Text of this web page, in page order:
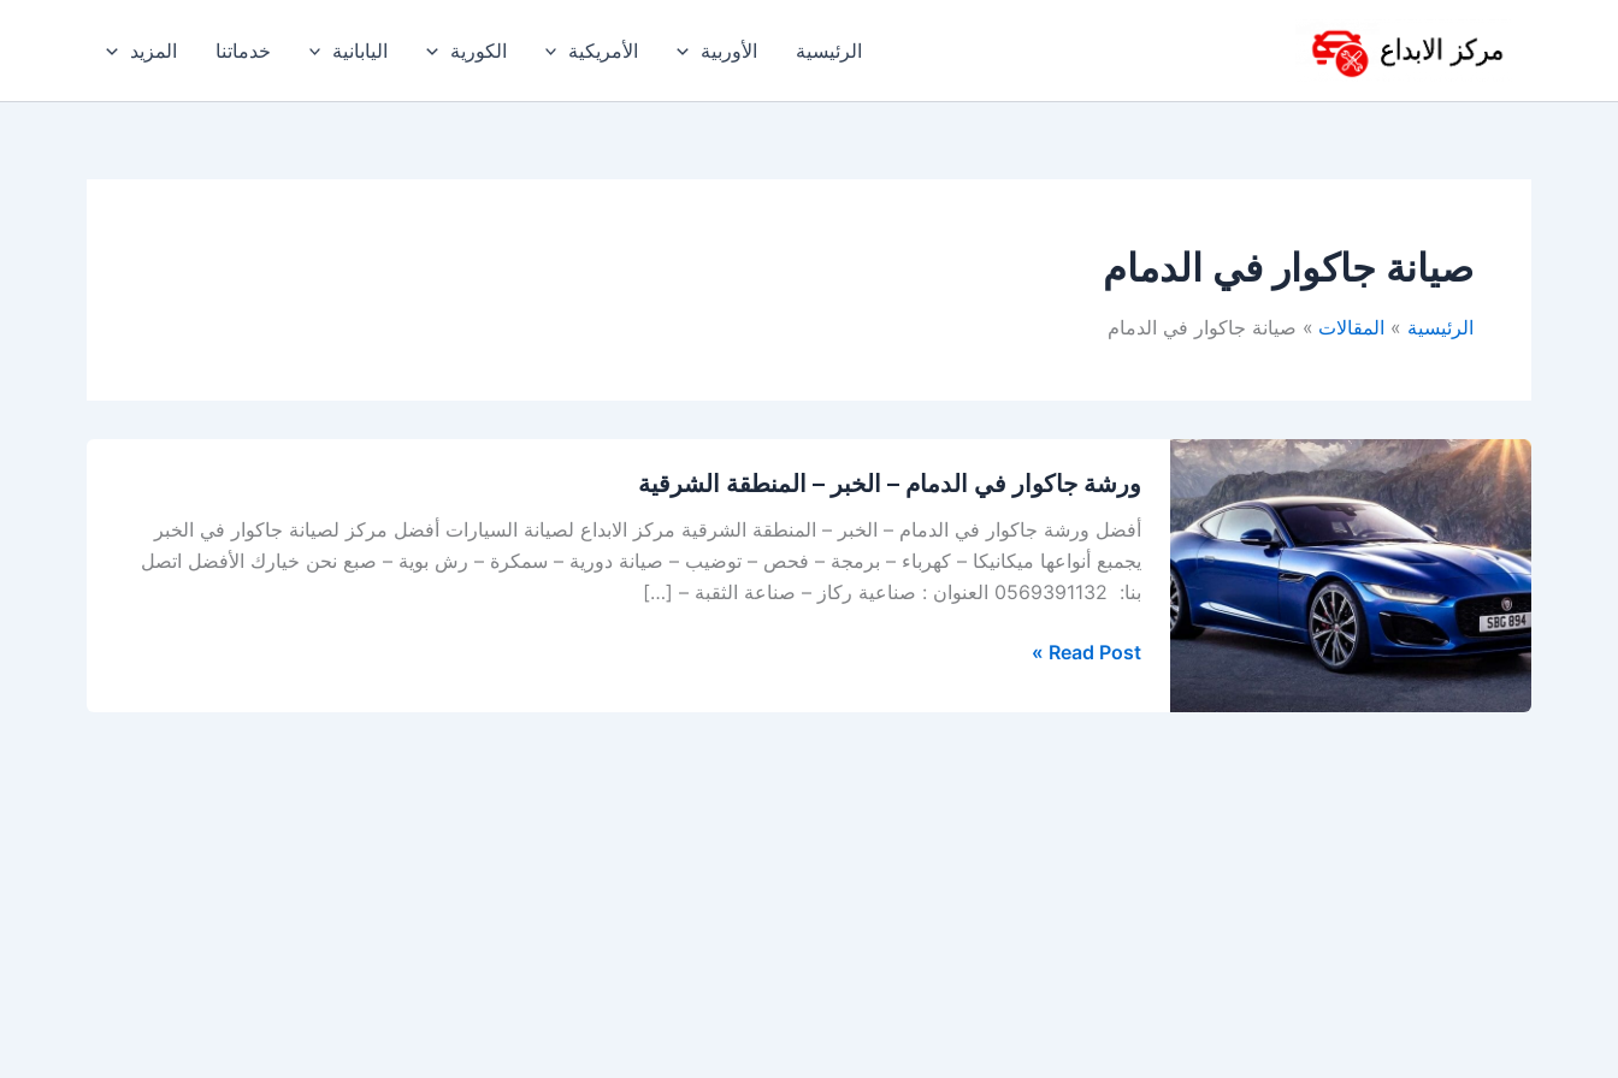
الرئيسية الأوربية الأمريكية الكورية اليابانية خدماتنا المزيد
صيانة جاكوار في الدمام
الرئيسية المقالات صيانة جاكوار في الدمام
ورشة جاكوار في الدمام – الخبر – المنطقة الشرقية
أفضل ورشة جاكوار في الدمام – الخبر – المنطقة الشرقية مركز الابداع لصيانة السيارات أفضل مركز لصيانة جاكوار في الخبر
يجمبع أنواعها ميكانيكا – كهرباء – برمجة – فحص – توضيب – صيانة دورية – سمكرة – رش بوية – صبع نحن خيارك الأفضل اتصل
بنا: 0569391132 العنوان : صناعية ركاز – صناعة الثقبة – […]
جاكوار
في
الدمام
–
الخبر
–
Read Post »